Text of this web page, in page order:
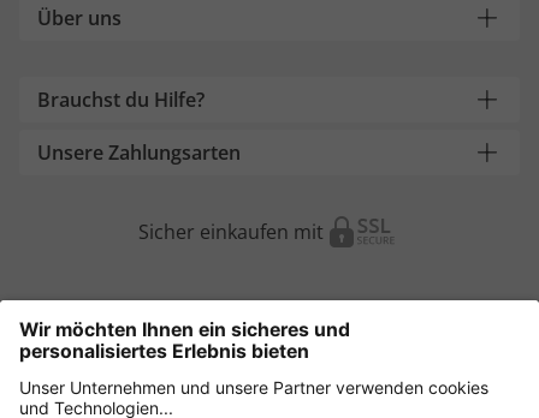
Über uns
Brauchst du Hilfe?
Unsere Zahlungsarten
Sicher einkaufen mit
Weitere Onlineshops